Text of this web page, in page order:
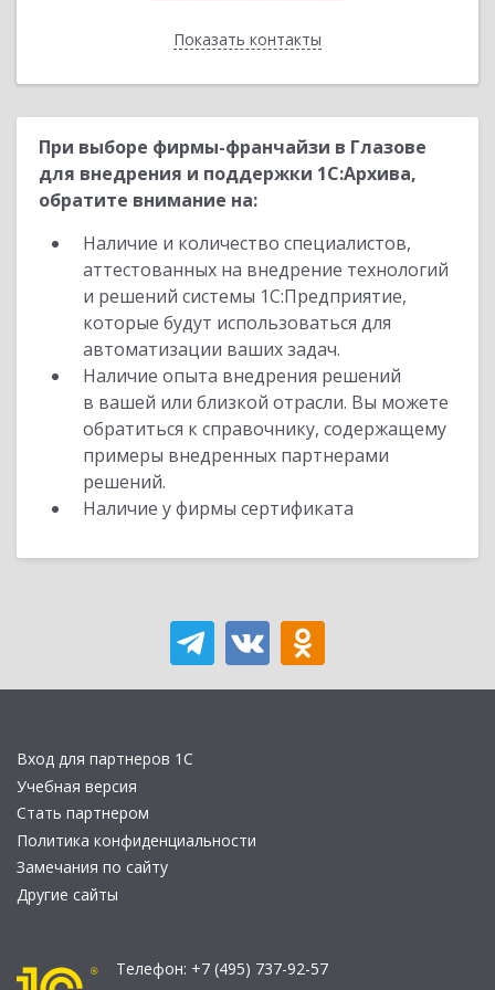
Показать контакты
Назад
При выборе фирмы-франчайзи в Глазове
для внедрения и поддержки 1С:Архива,
обратите внимание на:
Наличие и количество специалистов,
аттестованных на внедрение технологий
и решений системы 1С:Предприятие,
которые будут использоваться для
автоматизации ваших задач.
Наличие опыта внедрения решений
в вашей или близкой отрасли. Вы можете
обратиться к справочнику, содержащему
примеры внедренных партнерами
решений.
Наличие у фирмы сертификата
Вход для партнеров 1С
Учебная версия
Стать партнером
Политика конфиденциальности
Замечания по сайту
Другие сайты
Телефон: +7 (495) 737-92-57